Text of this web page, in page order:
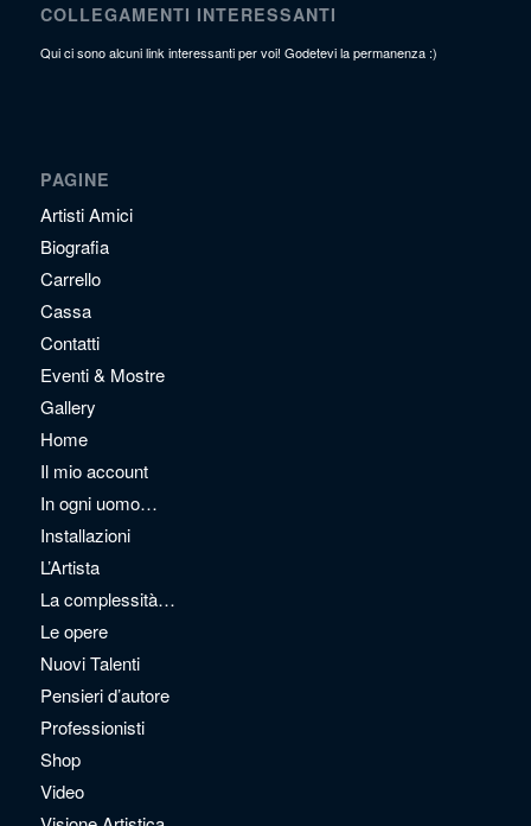
COLLEGAMENTI INTERESSANTI
Qui ci sono alcuni link interessanti per voi! Godetevi la permanenza :)
PAGINE
Artisti Amici
Biografia
Carrello
Cassa
Contatti
Eventi & Mostre
Gallery
Home
Il mio account
In ogni uomo…
Installazioni
L’Artista
La complessità…
Le opere
Nuovi Talenti
Pensieri d’autore
Professionisti
Shop
Video